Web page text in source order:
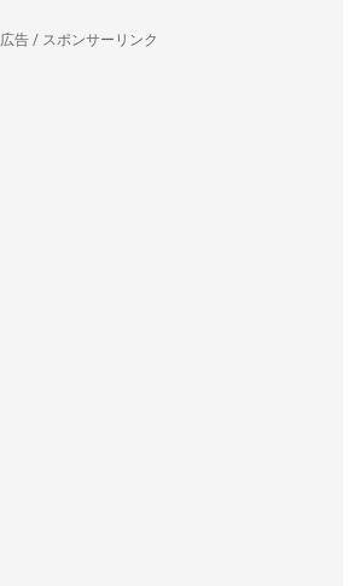
広告 / スポンサーリンク